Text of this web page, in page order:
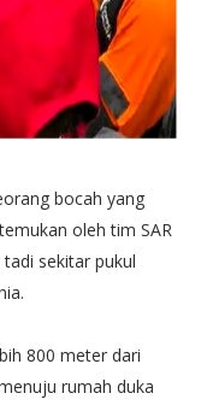
bocah yang
oleh tim SAR
sekitar pukul
800 meter dari
rumah duka